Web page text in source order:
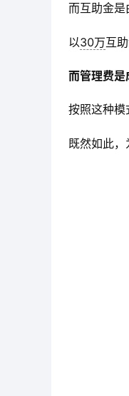
而互助金是
以30万互
而管理费是
按照这种模
既然如此，